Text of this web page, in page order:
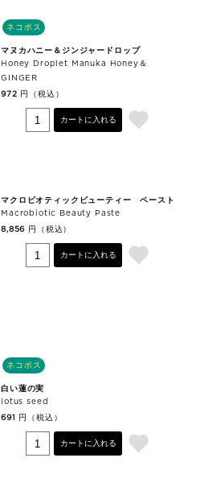
ネコポス
マヌカハニー＆ジンジャードロップ
Honey Droplet Manuka Honey＆
GINGER
972 円（税込）
カートに入れる
マクロビオティックビューティー ペースト
Macrobiotic Beauty Paste
8,856 円（税込）
カートに入れる
ネコポス
白い蓮の実
lotus seed
691 円（税込）
カートに入れる